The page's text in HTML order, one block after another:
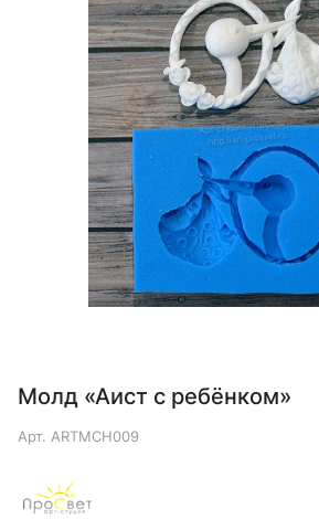
Молд «Аист с ребёнком»
Арт. ARTMCH009